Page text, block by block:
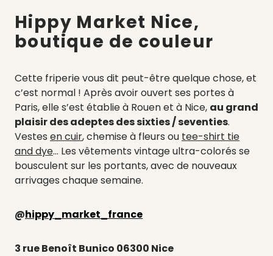
Hippy Market Nice,
boutique de couleur
Cette friperie vous dit peut-être quelque chose, et
c’est normal ! Après avoir ouvert ses portes à
Paris, elle s’est établie à Rouen et à Nice, au grand
plaisir des adeptes des sixties / seventies.
Vestes en cuir, chemise à fleurs ou tee-shirt tie
and dye… Les vêtements vintage ultra-colorés se
bousculent sur les portants, avec de nouveaux
arrivages chaque semaine.
@hippy_market_france
3 rue Benoît Bunico 06300 Nice